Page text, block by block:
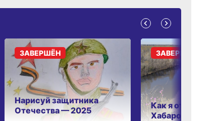
Нарисуй защитника
Отечества — 2025
ЗАВЕРШЁН
Как я отдыхаю в
Хабаровском
ЗАВЕРШЁН